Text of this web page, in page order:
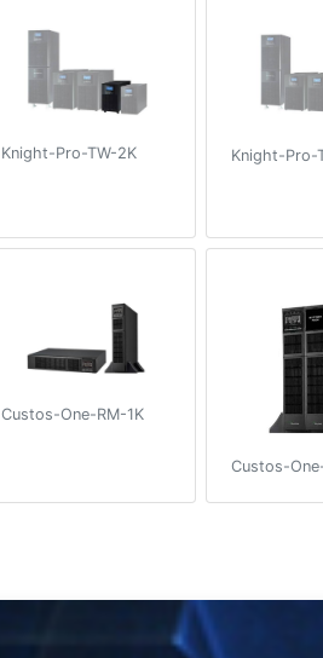
Knight-Pro-TW-2K Knight-Pro-
Custos-One-RM-1K
Custos-